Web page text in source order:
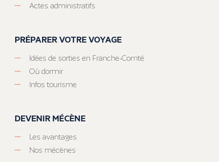
Actes administratifs
PRÉPARER VOTRE VOYAGE
Idées de sorties en Franche-Comté
Où dormir
Infos tourisme
DEVENIR MÉCÈNE
Les avantages
Nos mécènes